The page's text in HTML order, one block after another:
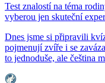
Test znalostí na téma
vyberou jen skuteční
Dnes jsme si připravili
pojmenují zvíře i se
to jednoduše, ale čeština